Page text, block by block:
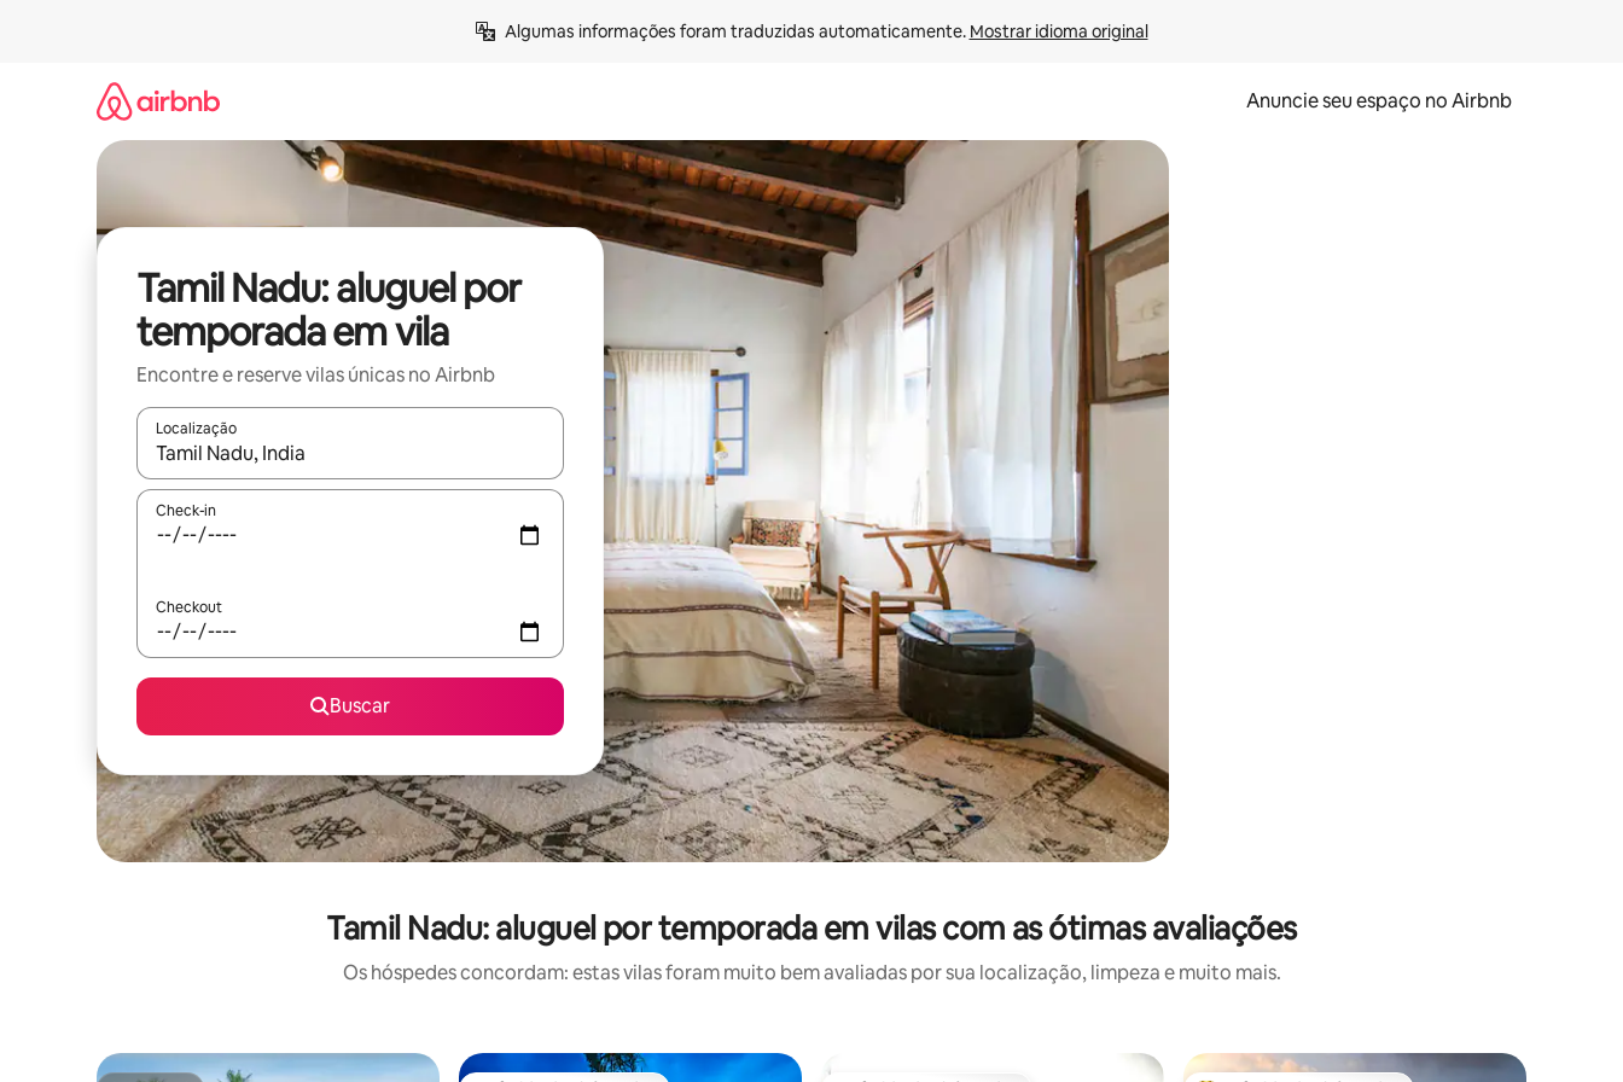
Algumas informações foram traduzidas automaticamente. Mostrar idioma original
Anuncie seu espaço no Airbnb
Tamil Nadu: aluguel por
temporada em vila
Encontre e reserve vilas únicas no Airbnb
Localização
Quando os resultados estiverem disponíveis, explore-os usando as seta para cima e para baixo do teclado ou tocando e deslizando o dedo na tela.
Check-in
Checkout
Buscar
Tamil Nadu: aluguel por temporada em vilas com as ótimas avaliações
Os hóspedes concordam: estas vilas foram muito bem avaliadas por sua localização, limpeza e muito mais.